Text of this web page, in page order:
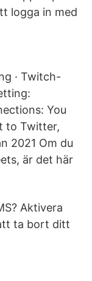
logga in med
· Twitch-
You
to Twitter,
2021 Om du
är det här
Aktivera
ta bort ditt